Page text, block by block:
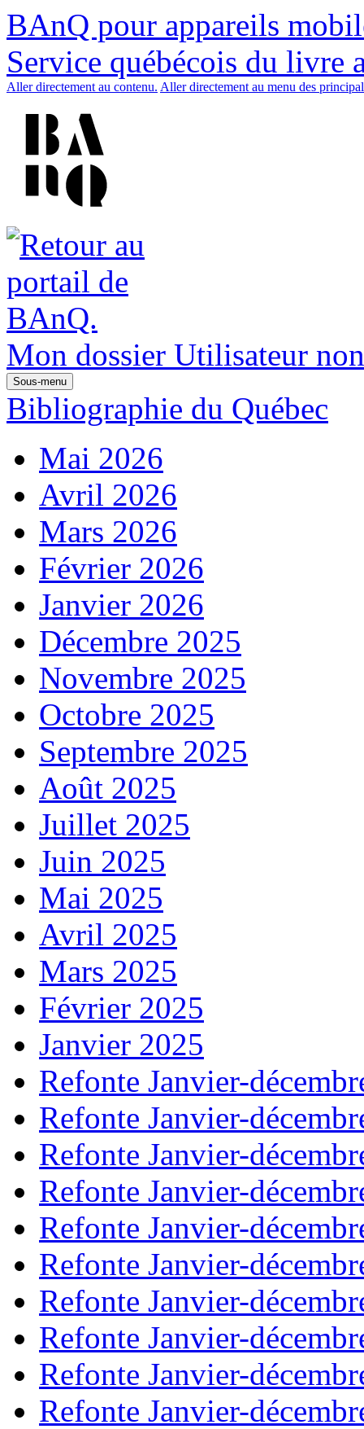
BAnQ pour appareils
Service québécois du livre
Aller directement au contenu. Aller directement au menu des
Mon dossier Utilisateur
Sous-menu
Bibliographie du Québec
Mai 2026
Avril 2026
Mars 2026
Février 2026
Janvier 2026
Décembre 2025
Novembre 2025
Octobre 2025
Septembre 2025
Août 2025
Juillet 2025
Juin 2025
Mai 2025
Avril 2025
Mars 2025
Février 2025
Janvier 2025
Refonte Janvier-
Refonte Janvier-
Refonte Janvier-
Refonte Janvier-
Refonte Janvier-
Refonte Janvier-
Refonte Janvier-
Refonte Janvier-
Refonte Janvier-
Refonte Janvier-